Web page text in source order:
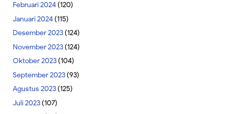
Februari 2024(120)
Januari 2024(115)
Desember 2023(124)
November 2023(124)
Oktober 2023(104)
September 2023(93)
Agustus 2023(125)
Juli 2023(107)